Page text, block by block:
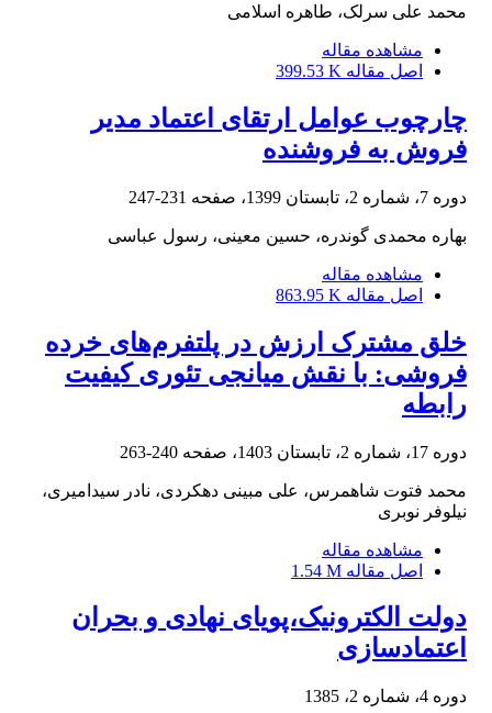
محمد علی سرلک، طاهره اسلامی
مشاهده مقاله
اصل مقاله 399.53 K
چارچوب عوامل ارتقای اعتماد مدیر
فروش به فروشنده
دوره 7، شماره 2، تابستان 1399، صفحه 231-247
بهاره محمدی گوندره، حسین معینی، رسول عباسی
مشاهده مقاله
اصل مقاله 863.95 K
خلق مشترک ارزش در پلتفرم‌های خرده
فروشی: با نقش میانجی تئوری کیفیت
رابطه
دوره 17، شماره 2، تابستان 1403، صفحه 240-263
محمد فتوت شاهمرس، علی مبینی دهکردی، نادر سیدامیری،
نیلوفر نوبری
مشاهده مقاله
اصل مقاله 1.54 M
دولت الکترونیک،پویای نهادی و بحران
اعتمادسازی
دوره 4، شماره 2، 1385